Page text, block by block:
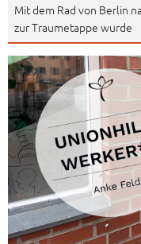
Mit dem Rad von Berlin
zur Traumetappe wurde